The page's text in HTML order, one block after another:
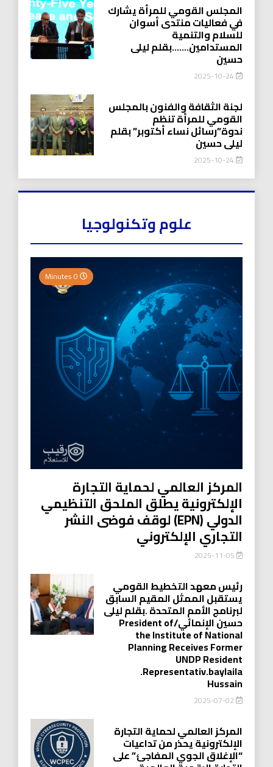
المجلس القومي للمرأة يشارك
في فعاليات منتدى أسوان
للسلام والتنمية
المستدامين…….بقلم ليلى
حسين
2025-10-24
لجنة الثقافة والفنون بالمجلس
القومي للمرأة تنظم
ندوة”رسائل نساء أكتوبر” بقلم
ليلى حسين
2025-10-24
علوم وتكنولوجيا
المركز العالمي لحماية التجارة
الإلكترونية يطلق الملحق التنظيمي
الدولي (EPN) لوقف فوضى النشر
التجاري الإلكتروني
رئيس معهد التخطيط القومي
يستقبل الممثل المقيم السابق
لبرنامج الأمم المتحدة .بقلم ليلى
حسين الإنمائي/President of
the Institute of National
Planning Receives Former
UNDP Resident
.Representativ.baylaila
Hussain
2025-07-02
المركز العالمي لحماية التجارة
الإلكترونية يحذر من تداعيات
“الإغلاق الجوي المفاجئ” على